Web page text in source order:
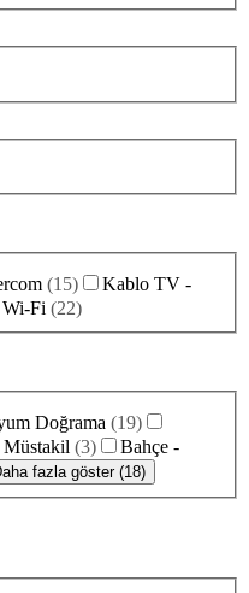
(15)
Kablo TV -
Wi-Fi (22)
Doğrama (19)
Müstakil (3)
Bahçe -
fazla göster (18)